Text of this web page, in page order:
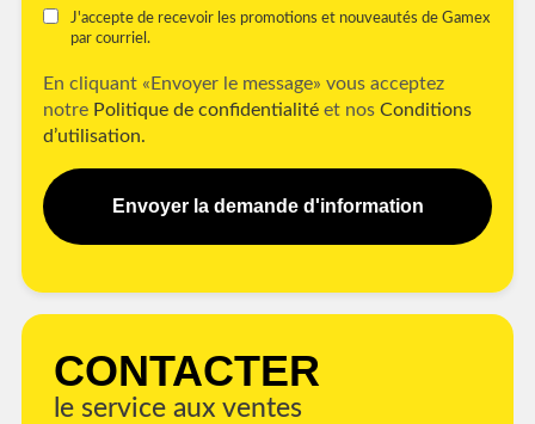
J'accepte de recevoir les promotions et nouveautés de Gamex
par courriel.
En cliquant «Envoyer le message» vous acceptez
notre Politique de confidentialité et nos Conditions
d’utilisation.
Envoyer la demande d'information
CONTACTER
le service aux ventes